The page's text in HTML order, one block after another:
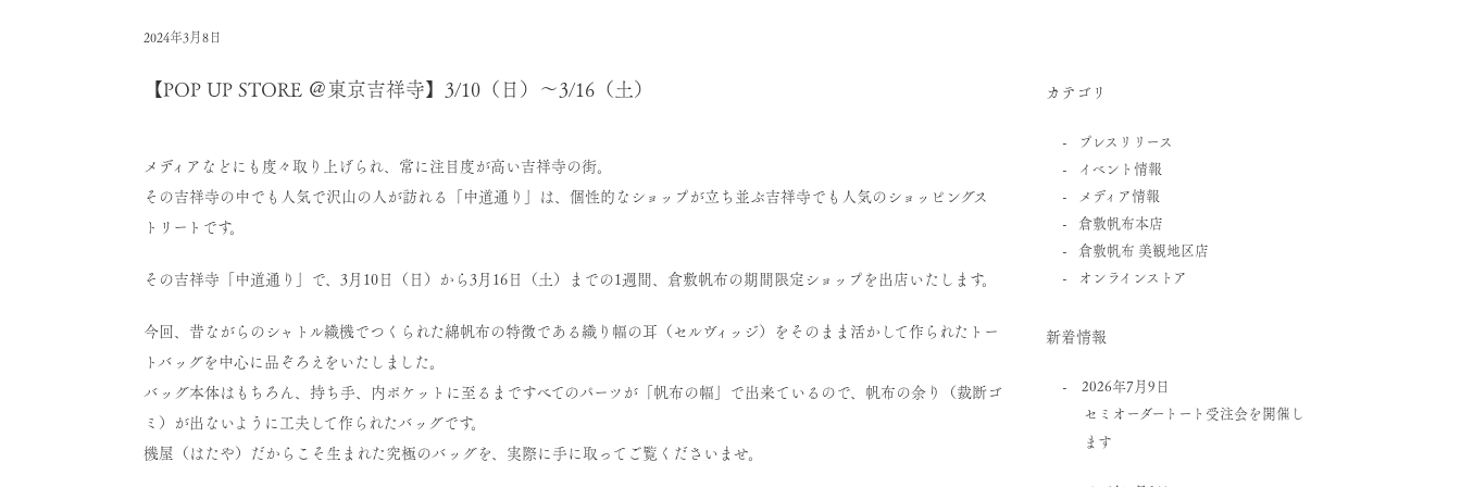
2024年3月8日
【POP UP STORE ＠東京吉祥寺】3/10（日）～3/16（土）
メディアなどにも度々取り上げられ、常に注目度が高い吉祥寺の街。
その吉祥寺の中でも人気で沢山の人が訪れる「中道通り」は、個性的なショップが立ち並ぶ吉祥寺でも人気のショッピングス
トリートです。
その吉祥寺「中道通り」で、3月10日（日）から3月16日（土）までの1週間、倉敷帆布の期間限定ショップを出店いたします。
今回、昔ながらのシャトル織機でつくられた綿帆布の特徴である織り幅の耳（セルヴィッジ）をそのまま活かして作られたトー
トバッグを中心に品ぞろえをいたしました。
バッグ本体はもちろん、持ち手、内ポケットに至るまですべてのパーツが「帆布の幅」で出来ているので、帆布の余り（裁断ゴ
ミ）が出ないように工夫して作られたバッグです。
機屋（はたや）だからこそ生まれた究極のバッグを、実際に手に取ってご覧くださいませ。
カテゴリ
プレスリリース
イベント情報
メディア情報
倉敷帆布本店
倉敷帆布 美観地区店
オンラインストア
新着情報
2026年7月9日
セミオーダートート受注会を開催し
ます